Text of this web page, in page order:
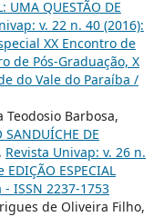
UMA QUESTÃO DE
v. 22 n. 40 (2016):
XX Encontro de
de Pós-Graduação, X
do Vale do Paraíba /
Teodosio Barbosa,
SANDUÍCHE DE
, Revista Univap: v. 26 n.
ESPECIAL
ISSN 2237-1753
de Oliveira Filho,